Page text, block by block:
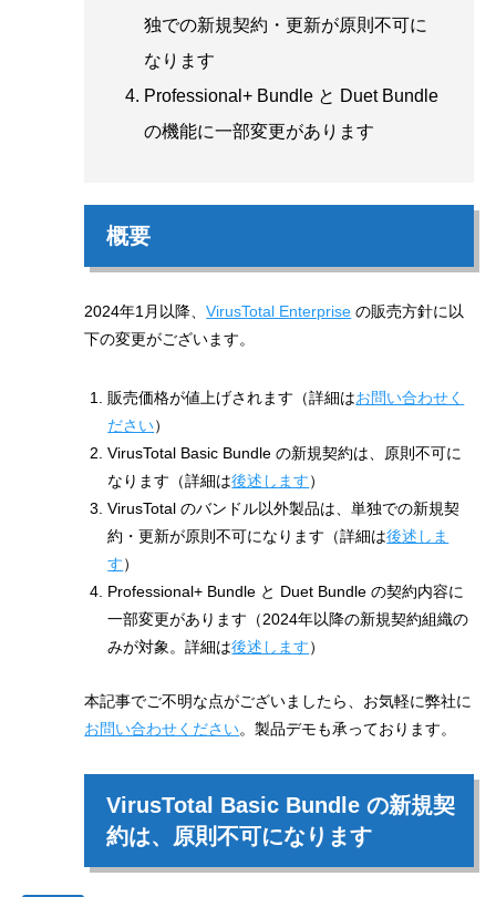
独での新規契約・更新が原則不可に
なります
Professional+ Bundle と Duet Bundle
の機能に一部変更があります
概要
2024年1月以降、VirusTotal Enterprise の販売方針に以
下の変更がございます。
販売価格が値上げされます（詳細はお問い合わせく
ださい）
VirusTotal Basic Bundle の新規契約は、原則不可に
なります（詳細は後述します）
VirusTotal のバンドル以外製品は、単独での新規契
約・更新が原則不可になります（詳細は後述しま
す）
Professional+ Bundle と Duet Bundle の契約内容に
一部変更があります（2024年以降の新規契約組織の
みが対象。詳細は後述します）
本記事でご不明な点がございましたら、お気軽に弊社に
お問い合わせください。製品デモも承っております。
VirusTotal Basic Bundle の新規契
約は、原則不可になります